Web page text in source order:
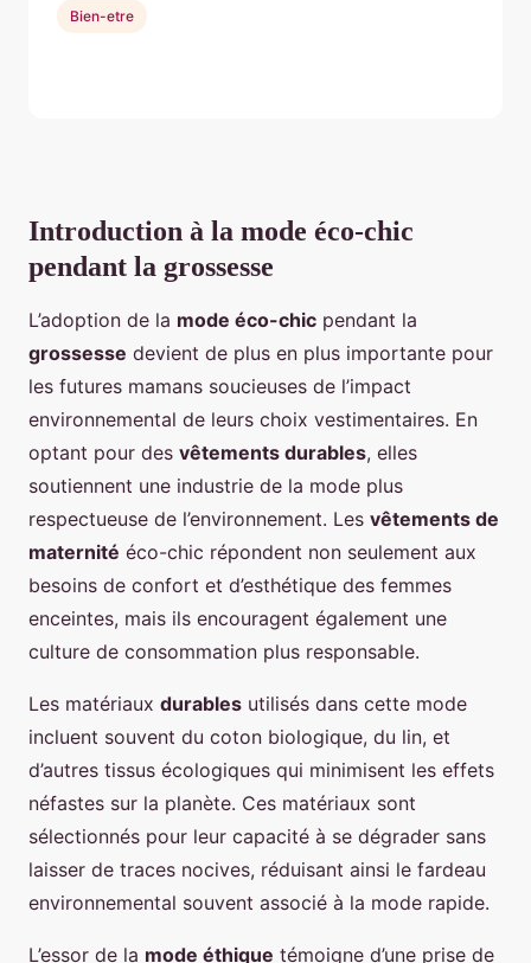
Introduction à la mode éco-chic
pendant la grossesse
L’adoption de la mode éco-chic pendant la
grossesse devient de plus en plus importante pour
les futures mamans soucieuses de l’impact
environnemental de leurs choix vestimentaires. En
optant pour des vêtements durables, elles
soutiennent une industrie de la mode plus
respectueuse de l’environnement. Les vêtements de
maternité éco-chic répondent non seulement aux
besoins de confort et d’esthétique des femmes
enceintes, mais ils encouragent également une
culture de consommation plus responsable.
Les matériaux durables utilisés dans cette mode
incluent souvent du coton biologique, du lin, et
d’autres tissus écologiques qui minimisent les effets
néfastes sur la planète. Ces matériaux sont
sélectionnés pour leur capacité à se dégrader sans
laisser de traces nocives, réduisant ainsi le fardeau
environnemental souvent associé à la mode rapide.
L’essor de la mode éthique témoigne d’une prise de
Bien-etre